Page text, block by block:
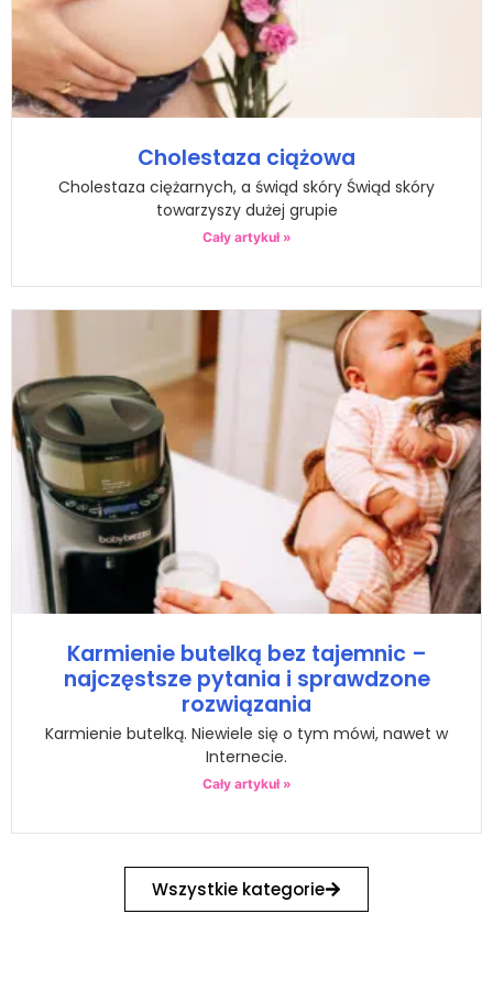
Cholestaza ciążowa
Cholestaza ciężarnych, a świąd skóry Świąd skóry
towarzyszy dużej grupie
Cały artykuł »
Karmienie butelką bez tajemnic –
najczęstsze pytania i sprawdzone
rozwiązania
Karmienie butelką. Niewiele się o tym mówi, nawet w
Internecie.
Cały artykuł »
Wszystkie kategorie